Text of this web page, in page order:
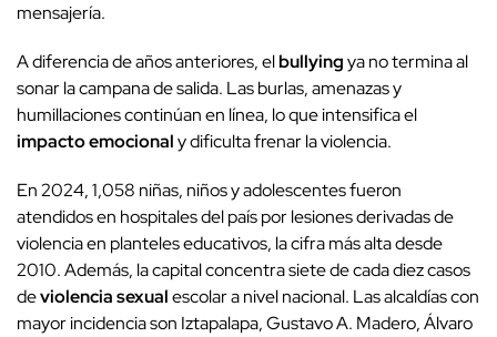
mensajería.
A diferencia de años anteriores, elbullyingya no termina al
sonar la campana de salida. Las burlas, amenazas y
humillaciones continúan en línea, lo que intensifica el
impacto emocionaly dificulta frenar la violencia.
En 2024, 1,058 niñas, niños y adolescentes fueron
atendidos en hospitales del país por lesiones derivadas de
violencia en planteles educativos, la cifra más alta desde
2010. Además, la capital concentra siete de cada diez casos
deviolencia sexualescolar a nivel nacional. Las alcaldías con
mayor incidencia son Iztapalapa, Gustavo A. Madero, Álvaro